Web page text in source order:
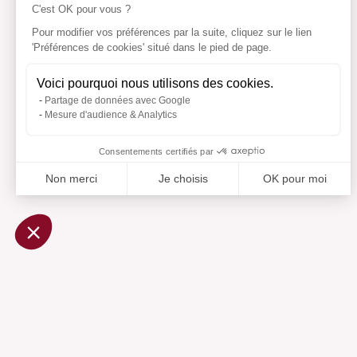
C'est OK pour vous ?
Pour modifier vos préférences par la suite, cliquez sur le lien
'Préférences de cookies' situé dans le pied de page.
Voici pourquoi nous utilisons des cookies.
Partage de données avec Google
Mesure d'audience & Analytics
Consentements certifiés par
Non merci Je choisis OK pour moi
Notre plateforme vous permet d'adapter et de gérer vos